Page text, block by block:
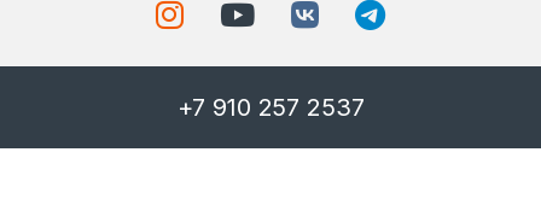
+7 910 257 2537